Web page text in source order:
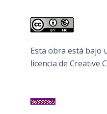
Esta obra está bajo
licencia de Creative